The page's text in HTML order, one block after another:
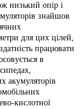
низький опір і
знайшов
для цих цілей,
працювати
в
акумуляторів
кислотної